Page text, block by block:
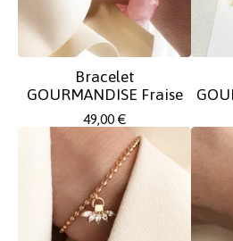
Bracelet
GOURMANDISE Fraise
49,00 €